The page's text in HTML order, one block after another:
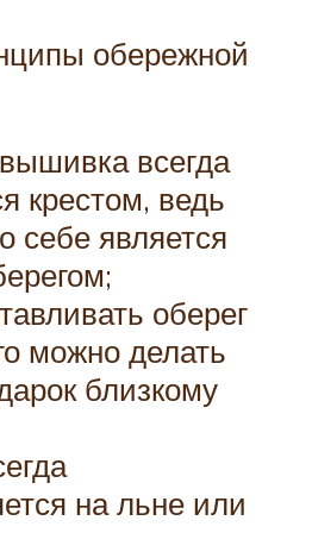
обережной
всегда
крестом, ведь
себе является
оберег
можно делать
близкому
на льне или